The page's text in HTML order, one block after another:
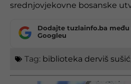
srednjovjekovne bosanske
Dodajte tuzlainfo.ba
Googleu
Tag: biblioteka derviš sušić